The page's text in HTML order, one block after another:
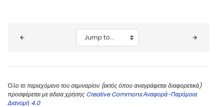
Jump to...
Όλο το περιεχόμενο του σεμιναρίου (εκτός όπου αναγράφεται διαφορετικά)
προσφέρεται με αδεια χρήσης Creative Commons Αναφορά-Παρόμοια
Διανομή 4.0